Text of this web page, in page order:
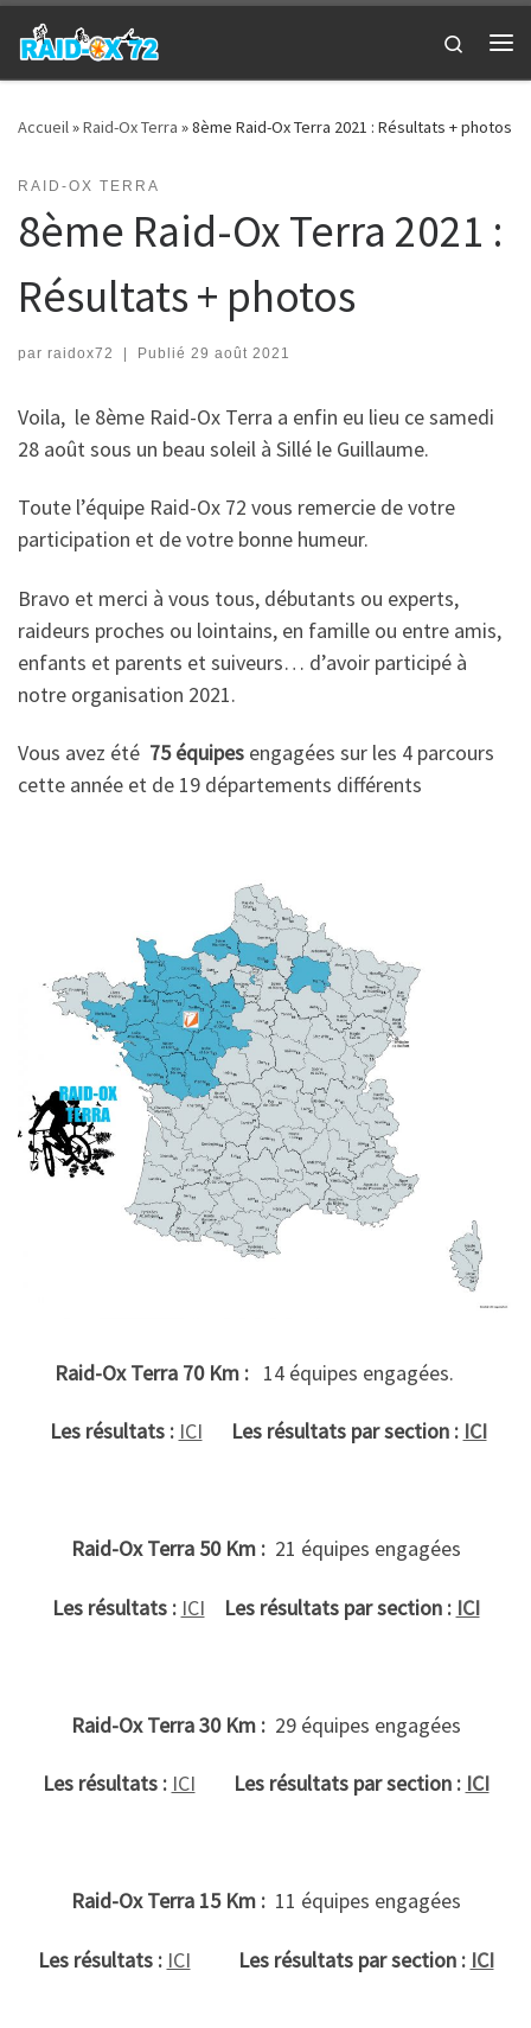
Passer au contenu
Search
Accueil»Raid-Ox Terra »8ème Raid-Ox Terra 2021 : Résultats + photos
RAID-OX TERRA
8ème Raid-Ox Terra 2021 :
Résultats + photos
par raidox72 | Publié 29 août 2021
Voila, le 8ème Raid-Ox Terra a enfin eu lieu ce samedi
28 août sous un beau soleil à Sillé le Guillaume.
Toute l’équipe Raid-Ox 72 vous remercie de votre
participation et de votre bonne humeur.
Bravo et merci à vous tous, débutants ou experts,
raideurs proches ou lointains, en famille ou entre amis,
enfants et parents et suiveurs… d’avoir participé à
notre organisation 2021.
Vous avez été 75 équipes engagées sur les 4 parcours
cette année et de 19 départements différents
Raid-Ox Terra 70 Km :14 équipes engagées.
Les résultats : ICI Les résultats par section : ICI
Raid-Ox Terra 50 Km :21 équipes engagées
Les résultats : ICI Les résultats par section : ICI
Raid-Ox Terra 30 Km :29 équipes engagées
Les résultats : ICI Les résultats par section : ICI
Raid-Ox Terra 15 Km :11 équipes engagées
Les résultats : ICI Les résultats par section : ICI